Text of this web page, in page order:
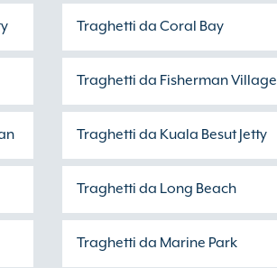
Traghetti da Coral Bay
Traghetti da Fisherman Village
Traghetti da Kuala Besut Jetty
Traghetti da Long Beach
Traghetti da Marine Park